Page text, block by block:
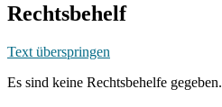
Rechtsbehelf
Text überspringen
Es sind keine Rechtsbehelfe gegeben.